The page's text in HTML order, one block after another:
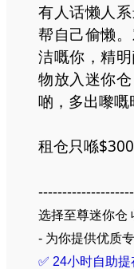
有人话懒人
帮自己偷懒
洁嘅你，精
物放入迷你
啲，多出嚟嘅
租仓只喺
选择至尊迷你仓
- 为你提供优质
✅ 24小时自助